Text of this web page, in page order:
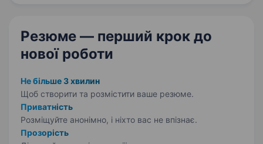
Резюме — перший крок до
нової роботи
Не більше 3 хвилин
Щоб створити та розмістити ваше резюме.
Приватність
Розміщуйте анонімно, і ніхто вас не впізнає.
Прозорість